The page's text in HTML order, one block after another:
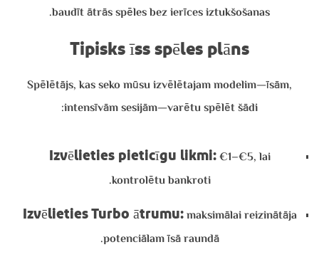
baudīt ātrās spēles bez ierīces iztukšošanas.
Tipisks īss spēles plāns
Spēlētājs, kas seko mūsu izvēlētajam modelim—īsām,
intensīvām sesijām—varētu spēlēt šādi:
Izvēlieties pieticīgu likmi:€1–€5, lai
kontrolētu bankroti.
Izvēlieties Turbo ātrumu:maksimālai reizinātāja
potenciālam īsā raundā.